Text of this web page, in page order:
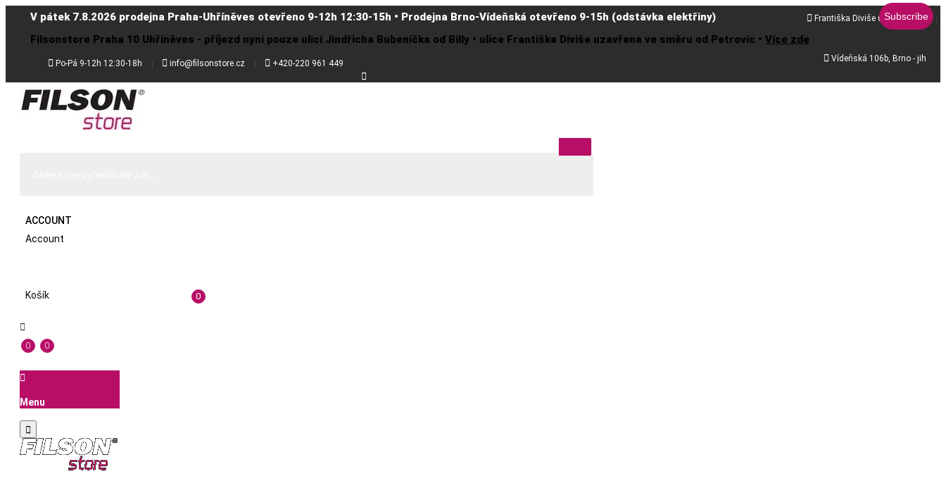
V pátek 7.8.2026 prodejna Praha-Uhříněves otevřeno 9-12h 12:30-15h • Prodejna Brno-Vídeňská otevřeno 9-15h (odstávka elektřiny)
Filsonstore Praha 10 Uhříněves - příjezd nyní pouze ulicí Jindřicha Bubeníčka od Billy • ulice Františka Diviše uzavřena ve směru od Petrovic • Více zde
 Po-Pá 9-12h 12:30-18h  info@filsonstore.cz  +420-220 961 449
 Františka Diviše 68, Praha 10
 Vídeňská 106b, Brno - jih

ACCOUNT
Account
Košík 0

0 0

Menu
